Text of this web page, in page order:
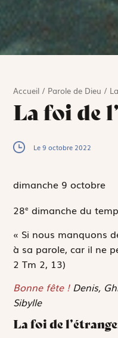
Accueil / Parole de Dieu /
La foi de
Le 9 octobre 2022
dimanche 9 octobre
28e dimanche du
« Si nous manquons
à sa parole, car il ne
2 Tm 2, 13)
Bonne fête !Denis,
Sibylle
La foi de